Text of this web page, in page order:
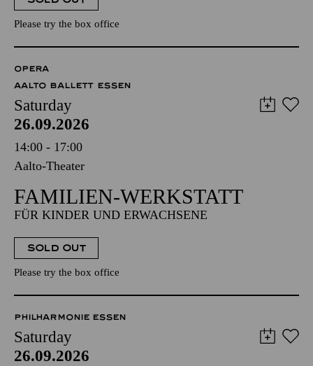
Please try the box office
OPERA
AALTO BALLETT ESSEN
Saturday
26.09.2026
14:00 - 17:00
Aalto-Theater
FAMILIEN-WERKSTATT
FÜR KINDER UND ERWACHSENE
SOLD OUT
Please try the box office
PHILHARMONIE ESSEN
Saturday
26.09.2026